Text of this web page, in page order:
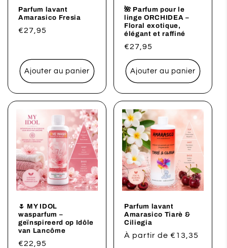
Parfum lavant
Amarasico Fresia
Prix
€27,95
Ajouter au panier
🌺 Parfum pour le
linge ORCHIDEA –
Floral exotique,
élégant et raffiné
Prix
habituel
€27,95
Ajouter au panier
🌷 MY IDOL
wasparfum –
geïnspireerd op Idôle
van Lancôme
Prix
€22,95
Parfum lavant
Amarasico Tiarè &
Ciliegia
Prix
À partir de €13,35